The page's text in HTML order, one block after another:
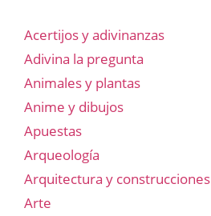
Acertijos y adivinanzas
Adivina la pregunta
Animales y plantas
Anime y dibujos
Apuestas
Arqueología
Arquitectura y construcciones
Arte